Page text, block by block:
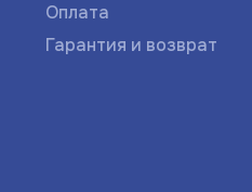
Оплата
Гарантия и возврат